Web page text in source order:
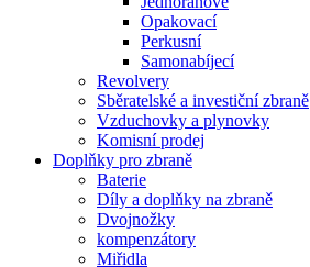
Opakovací
Perkusní
Samonabíjecí
Revolvery
Sběratelské a investiční zbraně
Vzduchovky a plynovky
Komisní prodej
Doplňky pro zbraně
Baterie
Díly a doplňky na zbraně
Dvojnožky
kompenzátory
Miřidla